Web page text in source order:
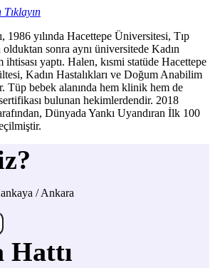
1986 yılında Hacettepe Üniversitesi, Tıp
sonra aynı üniversitede Kadın
ihtisası yaptı. Halen, kısmi statüde Hacettepe
Kadın Hastalıkları ve Doğum Anabilim
Tüp bebek alanında hem klinik hem de
bulunan hekimlerdendir. 2018
Dünyada Yankı Uyandıran İlk 100
/ Ankara
Hattı